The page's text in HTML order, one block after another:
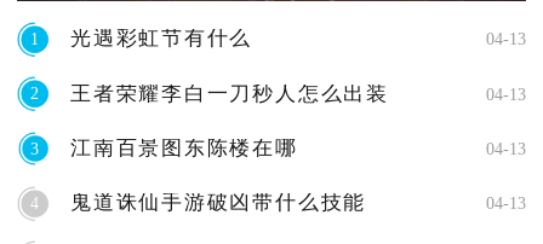
1 光遇彩虹节有什么 04-13
2 王者荣耀李白一刀秒人怎么出装 04-13
3 江南百景图东陈楼在哪 04-13
4 鬼道诛仙手游破凶带什么技能 04-13